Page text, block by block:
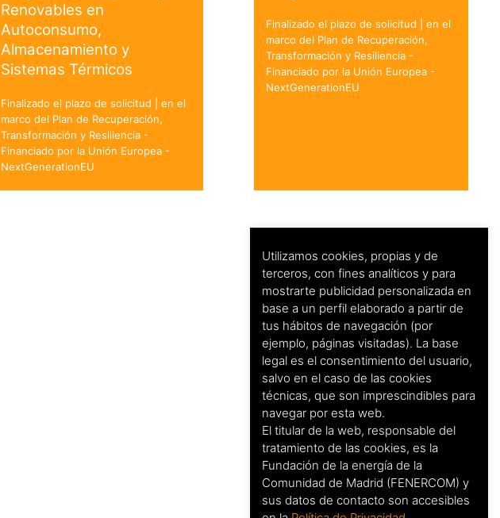
Renovables en
Autoconsumo,
Almacenamiento y
Sistemas Térmicos
Finalizado el plazo de solicitud | en el
marco del Plan de Recuperación,
Transformación y Resiliencia -
Financiado por la Unión Europea -
NextGenerationEU
Finalizado el plazo de solicitud | en el
marco del Plan de Recuperación,
Transformación y Resiliencia -
Financiado por la Unión Europea -
NextGenerationEU
Utilizamos cookies, propias y de
terceros, con fines analíticos y para
mostrarte publicidad personalizada en
base a un perfil elaborado a partir de
tus hábitos de navegación (por
ejemplo, páginas visitadas). La base
legal es el consentimiento del usuario,
salvo en el caso de las cookies
técnicas, que son imprescindibles para
navegar por esta web.
El titular de la web, responsable del
tratamiento de las cookies, es la
Fundación de la energía de la
Comunidad de Madrid (FENERCOM) y
sus datos de contacto son accesibles